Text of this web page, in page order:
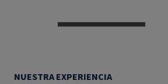
NUESTRA EXPERIENCIA